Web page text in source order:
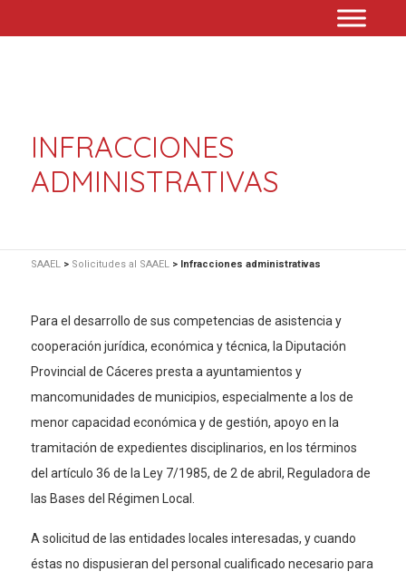
INFRACCIONES
ADMINISTRATIVAS
SAAEL> Solicitudes al SAAEL> Infracciones administrativas
Para el desarrollo de sus competencias de asistencia y
cooperación jurídica, económica y técnica, la Diputación
Provincial de Cáceres presta a ayuntamientos y
mancomunidades de municipios, especialmente a los de
menor capacidad económica y de gestión, apoyo en la
tramitación de expedientes disciplinarios, en los términos
del artículo 36 de la Ley 7/1985, de 2 de abril, Reguladora de
las Bases del Régimen Local.
A solicitud de las entidades locales interesadas, y cuando
éstas no dispusieran del personal cualificado necesario para